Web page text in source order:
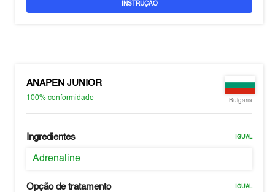
INSTRUÇÃO
ANAPEN JUNIOR
100%conformidade Bulgaria
Ingredientes IGUAL
Adrenaline
Opção de tratamento IGUAL